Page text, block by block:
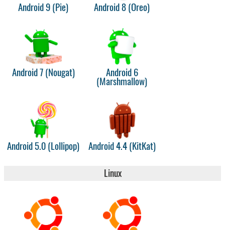
Android 9 (Pie) Android 8 (Oreo)
Android 7 (Nougat)
Android 6
(Marshmallow)
Android 5.0 (Lollipop) Android 4.4 (KitKat)
Linux